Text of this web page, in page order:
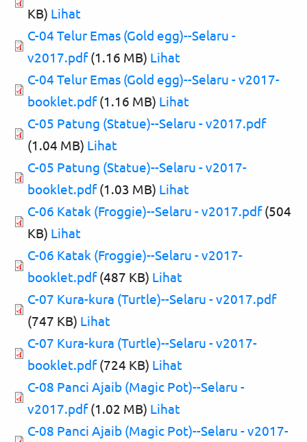
KB) Lihat
C-04 Telur Emas (Gold egg)--Selaru -
v2017.pdf(1.16 MB) Lihat
C-04 Telur Emas (Gold egg)--Selaru - v2017-
booklet.pdf(1.16 MB) Lihat
C-05 Patung (Statue)--Selaru - v2017.pdf
(1.04 MB) Lihat
C-05 Patung (Statue)--Selaru - v2017-
booklet.pdf(1.03 MB) Lihat
C-06 Katak (Froggie)--Selaru - v2017.pdf(504
KB) Lihat
C-06 Katak (Froggie)--Selaru - v2017-
booklet.pdf(487 KB) Lihat
C-07 Kura-kura (Turtle)--Selaru - v2017.pdf
(747 KB) Lihat
C-07 Kura-kura (Turtle)--Selaru - v2017-
booklet.pdf(724 KB) Lihat
C-08 Panci Ajaib (Magic Pot)--Selaru -
v2017.pdf(1.02 MB) Lihat
C-08 Panci Ajaib (Magic Pot)--Selaru - v2017-